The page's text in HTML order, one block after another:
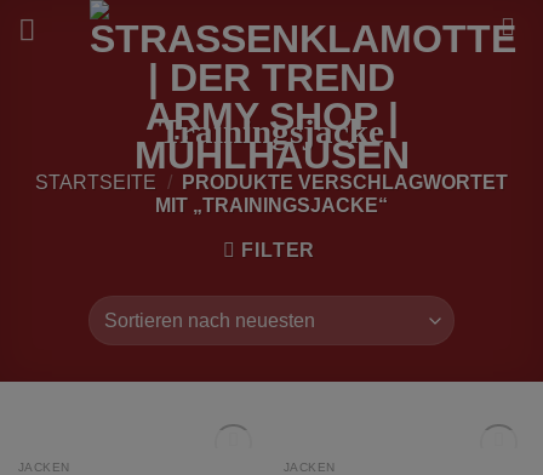
Inhalt
Trainingsjacke
STARTSEITE /
PRODUKTE VERSCHLAGWORTET
MIT „TRAININGSJACKE“
FILTER
NICHT VORRÄTIG
JACKEN NICHT VORRÄTIG
JACKEN